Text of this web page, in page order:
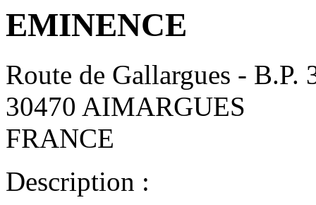
EMINENCE
Route de Gallargues - B.P.
30470 AIMARGUES
FRANCE
Description :